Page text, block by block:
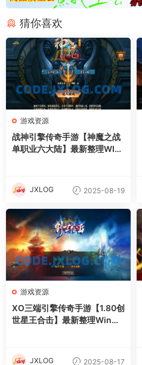
猜你喜欢
游戏资源
战神引擎传奇手游【神魔之战
单职业六大陆】最新整理WIN
JXLOG 2025-08-19
游戏资源
XO三端引擎传奇手游【1.80创
世星王合击】最新整理Win系
JXLOG 2025-08-17